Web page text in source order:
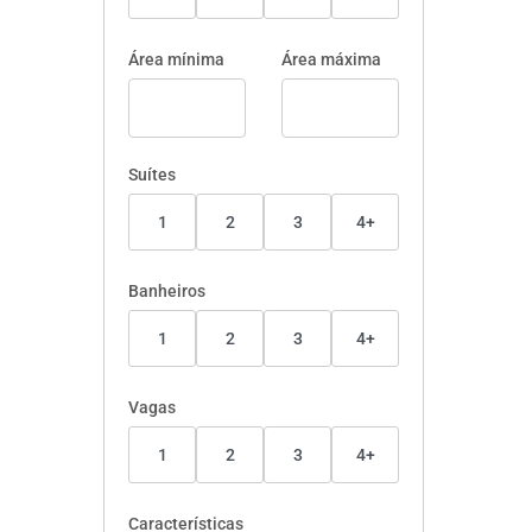
Área mínima Área máxima
Suítes
1 2 3 4+
Banheiros
1 2 3 4+
Vagas
1 2 3 4+
Características